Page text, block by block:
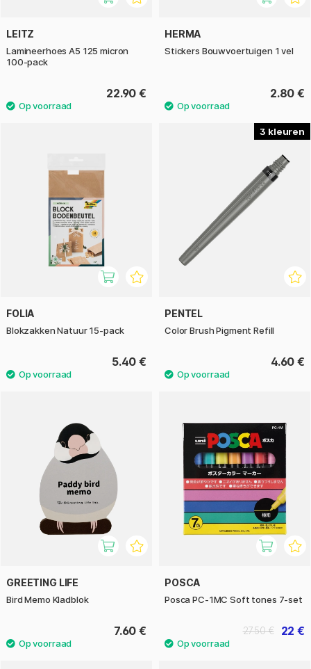
LEITZ
Lamineerhoes A5 125 micron
100-pack
22.90 €
HERMA
Stickers Bouwvoertuigen 1 vel
2.80 €
FOLIA
Blokzakken Natuur 15-pack
5.40 €
3
PENTEL
Color Brush Pigment Refill
4.60 €
GREETING LIFE
Bird Memo Kladblok
7.60 €
POSCA
Posca PC-1MC Soft tones 7-set
22 €
27.50 €